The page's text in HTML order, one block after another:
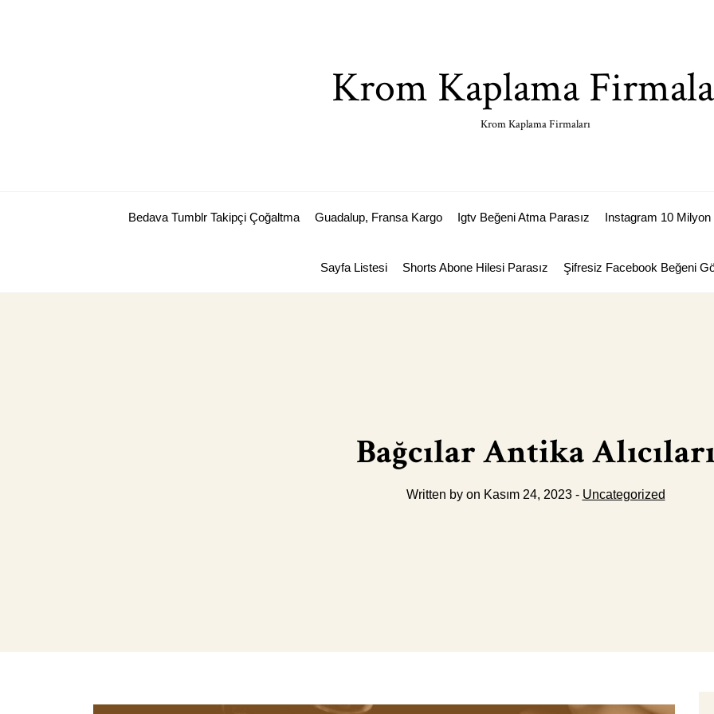
Krom Kaplama
Krom Kaplama Firmaları
Bedava Tumblr Takipçi Çoğaltma Guadalup, Fransa Kargo Igtv Beğeni Atma Parasız Instagram 10 Milyon
Sayfa Listesi Shorts Abone Hilesi Parasız Şifresiz Facebook Beğeni
Bağcılar Antika
Written by on Kasım 24, 2023 - Uncategorized